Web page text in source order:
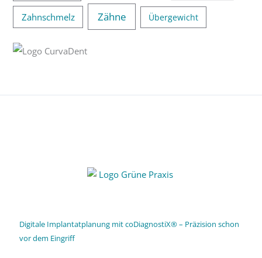
Zahnschmelz Zähne Übergewicht
Digitale Implantatplanung mit coDiagnostiX® – Präzision schon
vor dem Eingriff